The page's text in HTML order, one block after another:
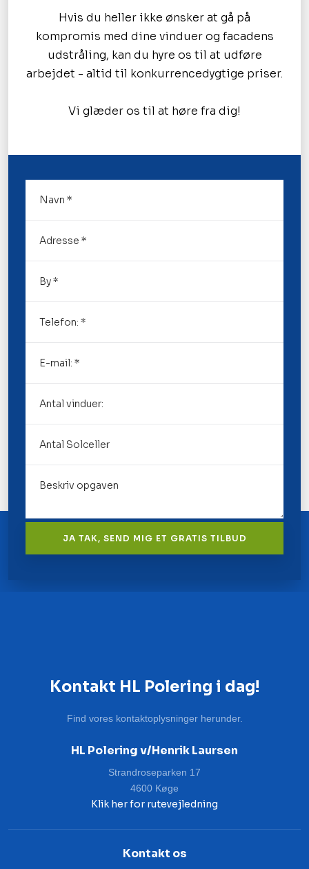
Hvis du heller ikke ønsker at gå på
kompromis med dine vinduer og facadens
udstråling, kan du hyre os til at udføre
arbejdet - altid til konkurrencedygtige priser.
Vi glæder os til at høre fra dig!
Kontakt HL Polering i dag!
Find vores kontaktoplysninger herunder.
HL Polering v/Henrik Laursen
Strandroseparken 17
4600 Køge
Klik her for rutevejledning
Kontakt os